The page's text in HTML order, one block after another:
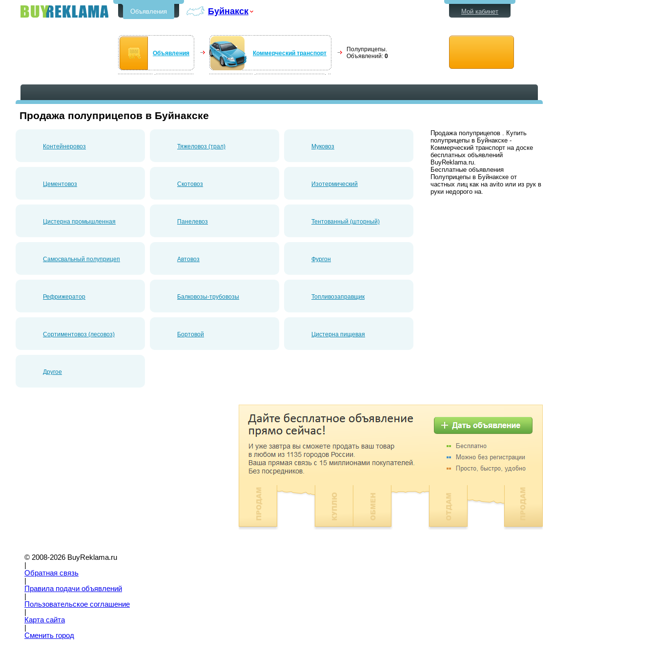
Объявления Буйнакск
Объявления Коммерческий транспорт
Полуприцепы.
Объявлений: 0
Мой кабинет
Продажа полуприцепов в Буйнакске
Контейнеровоз Тяжеловоз (трал) Муковоз
Цементовоз Скотовоз Изотермический
Цистерна промышленная Панелевоз Тентованный (шторный)
Самосвальный полуприцеп Автовоз Фургон
Рефрижератор Балковозы-трубовозы Топливозаправщик
Сортиментовоз (лесовоз) Бортовой Цистерна пищевая
Другое
Продажа полуприцепов . Купить
полуприцепы в Буйнакске -
Коммерческий транспорт на доске
бесплатных объявлений
BuyReklama.ru.
Бесплатные объявления
Полуприцепы в Буйнакске от
частных лиц как на avito или из рук в
руки недорого на.
© 2008-2026 BuyReklama.ru
Обратная связь
Правила подачи объявлений
Пoльзовательское соглашение
Карта сайта
Сменить город